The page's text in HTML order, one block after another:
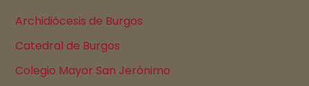
Archidiócesis de Burgos
Catedral de Burgos
Colegio Mayor San Jerónimo